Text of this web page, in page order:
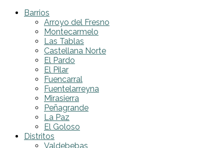
Barrios
Arroyo del Fresno
Montecarmelo
Las Tablas
Castellana Norte
El Pardo
El Pilar
Fuencarral
Fuentelarreyna
Mirasierra
Peñagrande
La Paz
El Goloso
Distritos
Valdebebas